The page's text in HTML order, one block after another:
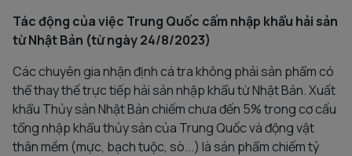
Tác động của việc Trung Quốc cấm nhập khẩu hải sản
từ Nhật Bản (từ ngày 24/8/2023)
Các chuyên gia nhận định cá tra không phải sản phẩm có
thể thay thế trực tiếp hải sản nhập khẩu từ Nhật Bản. Xuất
khẩu Thủy sản Nhật Bản chiếm chưa đến 5% trong cơ cấu
tổng nhập khẩu thủy sản của Trung Quốc và động vật
thân mềm (mực, bạch tuộc, sò...) là sản phẩm chiếm tỷ